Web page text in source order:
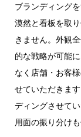
ブランディング
漠然と看板を取
きません。外観
的な戦略が可能
なく店舗・お客
せていただきま
ディングさせて
用面の振り分け